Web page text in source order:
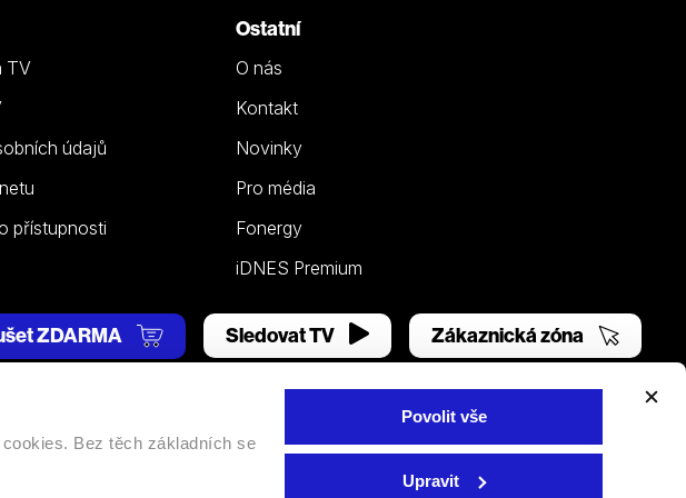
Bez těch základních se
Povolit vše
Upravit
TV
údajů
přístupnosti
Ostatní
O nás
Kontakt
Novinky
Pro média
Fonergy
iDNES Premium
ZDARMA Sledovat TV Zákaznická zóna
cookies